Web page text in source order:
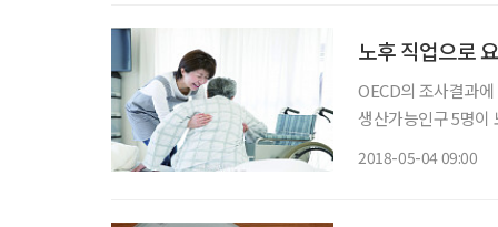
노후 직업으로
OECD의 조사결과
생산가능인구 5명이
2018-05-04 09:00